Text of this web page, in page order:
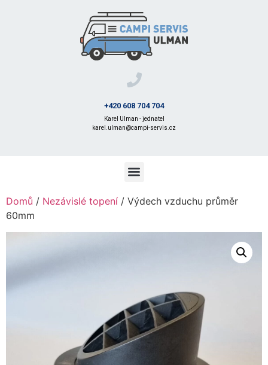
+420 608 704 704
Karel Ulman - jednatel
karel.ulman@campi-servis.cz
Domů / Nezávislé topení / Výdech vzduchu průměr
60mm